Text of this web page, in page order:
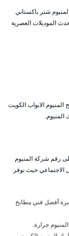
شتر باكستاني
لكم أحدث الموديلات العصرية
الابواب الكويت
المنيوم.
رقم شركة المنيوم
الاجتماعي حيث نوفر
أفضل فني مطابخ
جرارة.